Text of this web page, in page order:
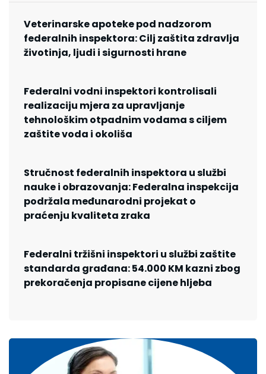
Veterinarske apoteke pod nadzorom
federalnih inspektora: Cilj zaštita zdravlja
životinja, ljudi i sigurnosti hrane
Federalni vodni inspektori kontrolisali
realizaciju mjera za upravljanje
tehnološkim otpadnim vodama s ciljem
zaštite voda i okoliša
Stručnost federalnih inspektora u službi
nauke i obrazovanja: Federalna inspekcija
podržala međunarodni projekat o
praćenju kvaliteta zraka
Federalni tržišni inspektori u službi zaštite
standarda građana: 54.000 KM kazni zbog
prekoračenja propisane cijene hljeba